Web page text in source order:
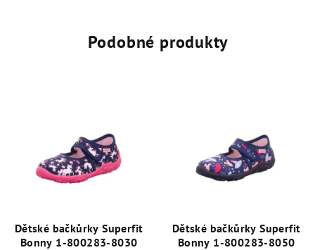
Podobné produkty
Dětské bačkůrky Superfit
Bonny 1-800283-8030
Dětské bačkůrky Superfit
Bonny 1-800283-8050